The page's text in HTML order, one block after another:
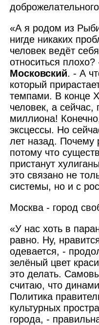
«А я родом из
нигде никаких
человек ведёт
относиться
Московский. - А
который
темпами. В конце
человек, а сейчас,
миллиона!
экс­цессы. Но
лет назад.
потому что
пристанут
это связано не
системы, но и с
Москва - город
«У нас хоть в
равно. Ну,
одевается, -
зелёный цвет
это делать.
считаю, что
Политика
культурных
города, -